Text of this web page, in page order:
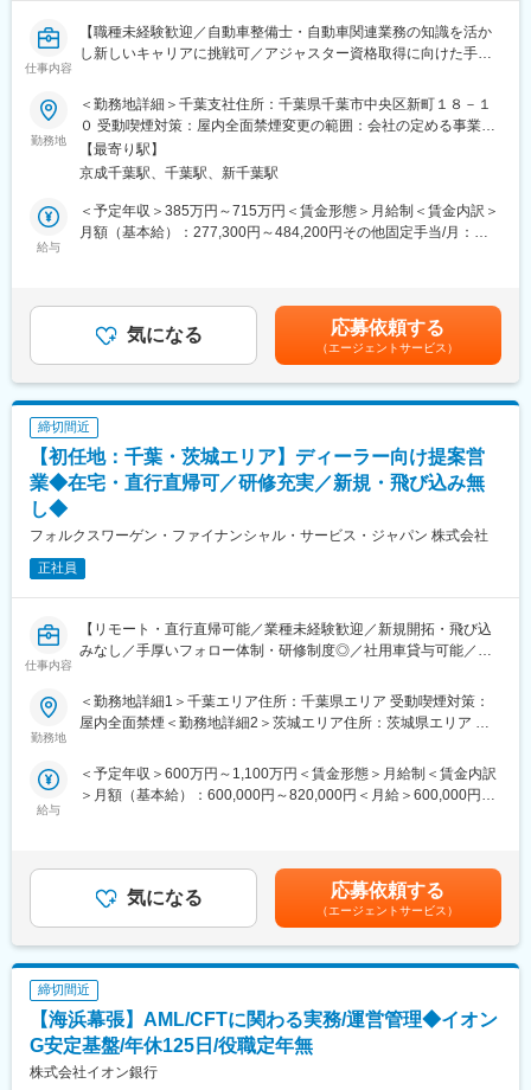
(1)新車・中古車販売事業と整備・車検事業
(2)携帯通信事業
「地域社会に必要な存在となり、常に未来を創造し良き道標とな
りたい」との基本方針のもとこれからも地元密着の企業として発
展をしていきたいと思っております。
仕事内容
【職種未経験歓迎／自動車整備士・自動車関連業務の知識を活か
し新しいキャリアに挑戦可／アジャスター資格取得に向けた手厚
■業務内容
アジャスターは、保険に加入しているお客さまが自動車事故に遭
った際、正確な事故状況を調べ、適正な修理費を算出し、示談交
渉などの業務を担当します。修理方法や傷の確認といった自動車
整備士の知識を活かすことができます。整備士としての業務も一
部あります。1案件を1名で担当しますが、難しい案件は3名体制
で臨むなど、業務としてのフォロー体制は万全です。
ら、電話や報告書などを通じて経緯や状況を聞きます。
（2）損害・原因調査：事故現場や修理工場へ出向き、専用のメジ
ャーやデジカメを用いて、車の損傷程度、衝突したものや道路状
を行う箇所を判断します。
（4）見積書の作成および事務・管理業務：修理費を算出し、修理
の計画を工場側と打ち合わせて見積書や報告書を提出します。
（5）示談交渉：お客さま、事故の相手方との交渉を行います。
他社と比較して業務の幅が広いです。これにより、業務の理解度
が深まるとともに、広範な取り組みを通じて知識を身に付けるこ
ることができます。
先輩の業務をサポートしながら、アジャスター資格取得に向けて
試験勉強に取り組んでいただきます。アジャスターは、立会調査
資格取得に向けて各種社内研修と自研センター（損害保険会社が
設立した研修施設）での基礎研修で、働きながらアジャスターの
見習い資格取得後：概ね変わりません。プラス6万円程です。
初級資格取得を目指す(目安入社2年目、取得後377万円～414万
円)
三級(目安入社6年目、取得後450万円～580万円)、二級(目安入社8
年目、取得後570万円～966万円)
変更の範囲：会社の定める業務
勤務地
＜勤務地詳細＞千葉支社住所：千葉県千葉市中央区新町１８－１
０ 受動喫煙対策：屋内全面禁煙変更の範囲：会社の定める事業所
（リモートワーク含む）
【最寄り駅】
京成千葉駅、千葉駅、新千葉駅
給与
＜予定年収＞385万円～715万円＜賃金形態＞月給制＜賃金内訳＞
月額（基本給）：277,300円～484,200円その他固定手当/月：
給：年1回、賞与：年2回賃金はあくまでも目安の金額であり、選
考を通じて上下する可能性があります。月給(月額)は固定手当を含
めた表記です。
気になる 応募依頼する
（エージェントサービス）
締切間近
【初任地：千葉・茨城エリア】ディーラー向け提案営
業◆在宅・直行直帰可／研修充実／新規・飛び込み無
し◆
フォルクスワーゲン・ファイナンシャル・サービス・ジャパン 株式会社
正社員
仕事内容
【リモート・直行直帰可能／業種未経験歓迎／新規開拓・飛び込
みなし／手厚いフォロー体制・研修制度◎／社用車貸与可能／世
■業務内容
自宅をオフィスとし、営業車で担当エリアの正規販売店を訪問す
るスタイルです。1エリア1担当制の為、裁量をもち営業ができま
正規販売店の経営効率化のための金融商品も提供し、売上・収益
を最大化するための戦略パートナーとして企画・実行いただきま
す。そのため販売に関する施策の企画から提案および実施まで、
金融スペシャリストとして幅広くご活躍いただけます！
※月1回、東京本社での営業会議に参加し情報共有と戦略立案を行
います。（付随する交通費・宿泊費は会社負担です）
■組織について
担当エリアは一人で受け待ちますが、複数のエリアを統括し業務
面でサポートを行う上長から、適宜アドバイスを受けられる環境
勤務地
＜勤務地詳細1＞千葉エリア住所：千葉県エリア 受動喫煙対策：
屋内全面禁煙＜勤務地詳細2＞茨城エリア住所：茨城県エリア 受
モートワーク含む）
給与
＜予定年収＞600万円～1,100万円＜賃金形態＞月給制＜賃金内訳
＞月額（基本給）：600,000円～820,000円＜月給＞600,000円～
して支給）賃金はあくまでも目安の金額であり、選考を通じて上
下する可能性があります。月給(月額)は固定手当を含めた表記で
す。
気になる 応募依頼する
（エージェントサービス）
締切間近
【海浜幕張】AML/CFTに関わる実務/運営管理◆イオン
G安定基盤/年休125日/役職定年無
株式会社イオン銀行